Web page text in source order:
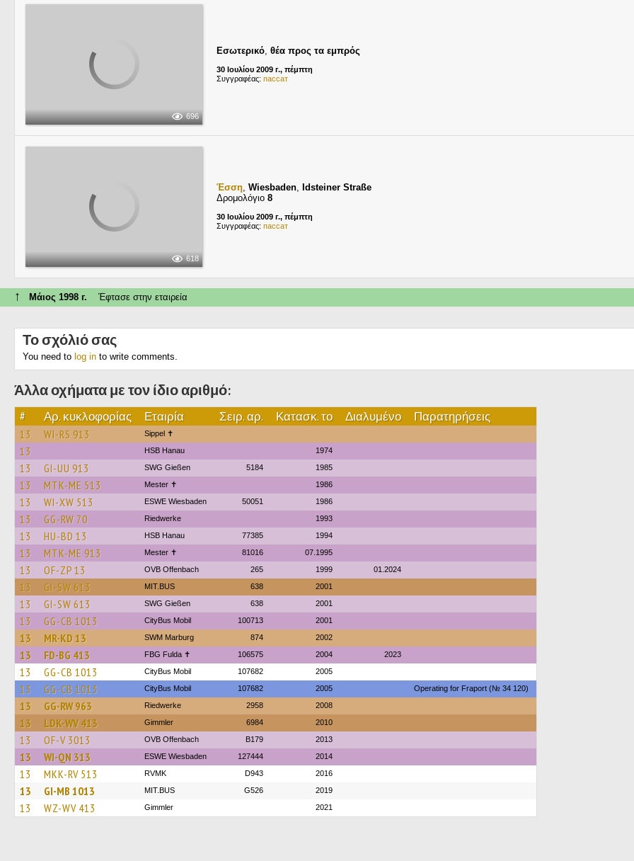
696
Εσωτερικό, θέα προς τα εμπρός
30 Ιουλίου 2009 г., πέμπτη
Συγγραφέας: пассат
618
Έσση, Wiesbaden, Idsteiner Straße
Δρομολόγιο 8
30 Ιουλίου 2009 г., πέμπτη
Συγγραφέας: пассат
↑ Μάιος 1998 г. Έφτασε στην εταιρεία
Το σχόλιό σας
You need to log in to write comments.
Άλλα οχήματα με τον ίδιο αριθμό:
# Αρ. κυκλοφορίας Εταιρία Σειρ. αρ. Κατασκ. το Διαλυμένο Παρατηρήσεις
13 WI-RS 913 Sippel ✝︎
13 HSB Hanau 1974
13 GI-UU 913 SWG Gießen 5184 1985
13 MTK-ME 513 Mester ✝ 1986
13 WI-XW 513 ESWE Wiesbaden 50051 1986
13 GG-RW 70 Riedwerke 1993
13 HU-BD 13 HSB Hanau 77385 1994
13 MTK-ME 913 Mester ✝ 81016 07.1995
13 OF-ZP 13 OVB Offenbach 265 1999 01.2024
13 GI-SW 613 MIT.BUS 638 2001
13 GI-SW 613 SWG Gießen 638 2001
13 GG-CB 1013 CityBus Mobil 100713 2001
13 MR-KD 13 SWM Marburg 874 2002
13 FD-BG 413 FBG Fulda ✝ 106575 2004 2023
13 GG-CB 1013 CityBus Mobil 107682 2005
13 GG-CB 1013 CityBus Mobil 107682 2005 Operating for Fraport (№ 34 120)
13 GG-RW 963 Riedwerke 2958 2008
13 LDK-WV 413 Gimmler 6984 2010
13 OF-V 3013 OVB Offenbach B179 2013
13 WI-QN 313 ESWE Wiesbaden 127444 2014
13 MKK-RV 513 RVMK D943 2016
13 GI-MB 1013 MIT.BUS G526 2019
13 WZ-WV 413 Gimmler 2021